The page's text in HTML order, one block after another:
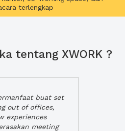
terlengkap
tentang XWORK ?
buat set
out of offices,
experiences
meeting